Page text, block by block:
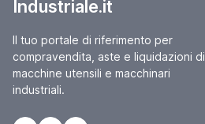
Industriale.it
Il tuo portale di riferimento per
compravendita, aste e liquidazioni di
macchine utensili e macchinari
industriali.